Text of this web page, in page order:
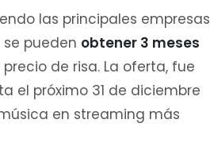
las principales empresas
pueden obtener 3 meses
precio de risa. La oferta, fue
el próximo 31 de diciembre
en streaming más